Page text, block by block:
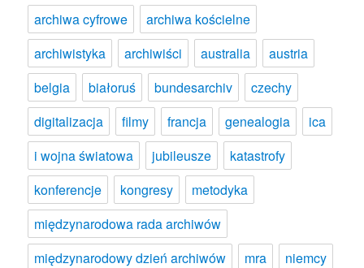
archiwa cyfrowe
archiwa kościelne
archiwistyka
archiwiści australia
austria
belgia
białoruś bundesarchiv
czechy
digitalizacja
filmy francja genealogia
ica
i wojna światowa
jubileusze
katastrofy
konferencje
kongresy
metodyka
międzynarodowa rada archiwów
międzynarodowy dzień archiwów
mra
niemcy